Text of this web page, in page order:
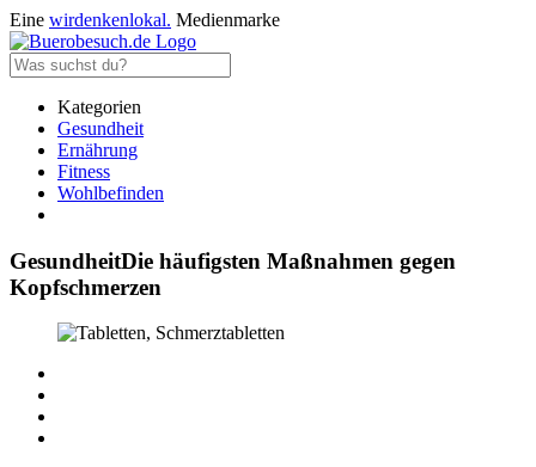
Eine wirdenkenlokal. Medienmarke
Kategorien
Gesundheit
Ernährung
Fitness
Wohlbefinden
GesundheitDie häufigsten Maßnahmen gegen
Kopfschmerzen